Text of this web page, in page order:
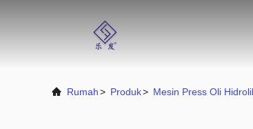
Rumah> Produk> Mesin Press Oli